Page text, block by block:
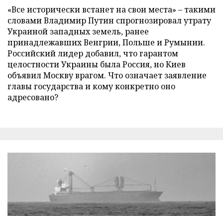
«Все исторически встанет на свои места» – такими
словами Владимир Путин спрогнозировал утрату
Украиной западных земель, ранее
принадлежавших Венгрии, Польше и Румынии.
Российский лидер добавил, что гарантом
целостности Украины была Россия, но Киев
объявил Москву врагом. Что означает заявление
главы государства и кому конкретно оно
адресовано?